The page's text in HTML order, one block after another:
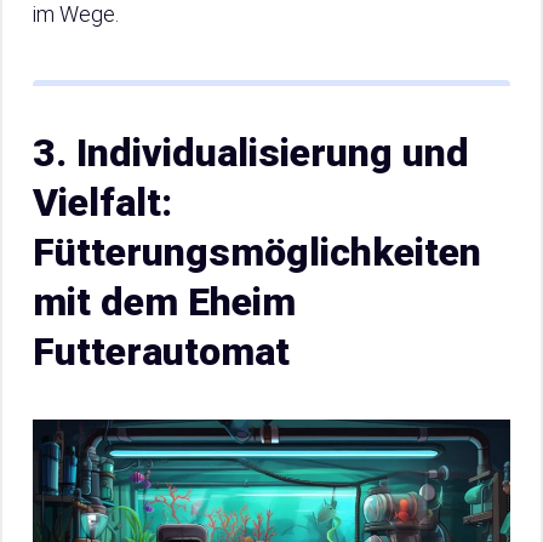
im Wege.
3. Individualisierung und
Vielfalt:
Fütterungsmöglichkeiten
mit dem Eheim
Futterautomat